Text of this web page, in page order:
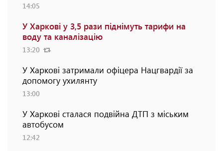
14:05
У Харкові у 3,5 рази піднімуть тарифи на
воду та каналізацію
13:20
У Харкові затримали офіцера Нацгвардії за
допомогу ухилянту
13:00
У Харкові сталася подвійна ДТП з міським
автобусом
12:42